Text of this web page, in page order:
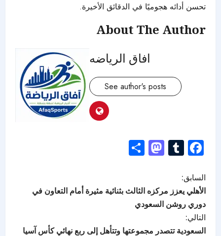
تحسن أدائه هجوميًا في الدقائق الأخيرة.
About The Author
افاق الرياضه
See author's posts
Facebook
Tumblr
Mastodon
السابق:
الأهلي يعزز مركزه الثالث بثنائية مثيرة أمام التعاون في
دوري روشن السعودي
التالي:
السعودية تتصدر مجموعتها وتتأهل إلى ربع نهائي كأس آسيا